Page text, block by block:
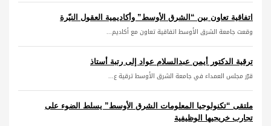
اتفاقية تعاون بين “الشرق الأوسط” وأكاديمية العقول النيّرة
وقعت جامعة الشرق الأوسط اتفاقية تعاون مع أكاديم...
ترقية الدكتور أيمن عبدالسلام عواد إلى رتبة أستاذ
قرّر مجلس العمداء في جامعة الشرق الأوسط ترقية ع...
ملتقى “تكنولوجيا المعلومات الشرق الأوسط” يسلط الضوء على
تجارب خريجيها الوظيفية